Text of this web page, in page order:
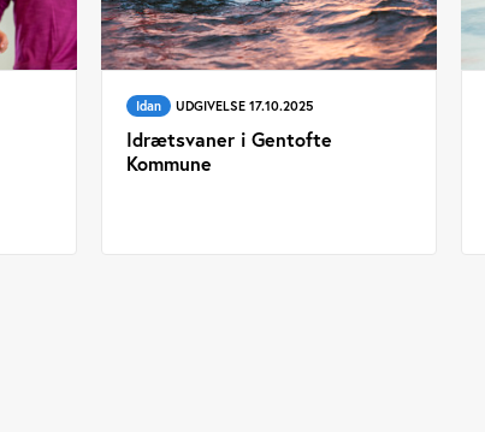
Idan UDGIVELSE 17.10.2025
Idrætsvaner i Gentofte
Kommune